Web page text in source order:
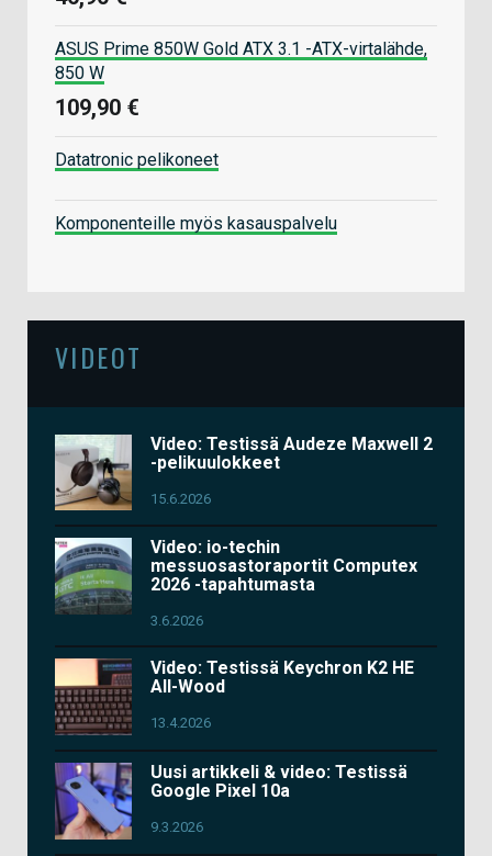
ASUS Prime 850W Gold ATX 3.1 -ATX-virtalähde,
850 W
109,90 €
Datatronic pelikoneet
Komponenteille myös kasauspalvelu
VIDEOT
Video: Testissä Audeze Maxwell 2
-pelikuulokkeet
15.6.2026
Video: io-techin
messuosastoraportit Computex
2026 -tapahtumasta
3.6.2026
Video: Testissä Keychron K2 HE
All-Wood
13.4.2026
Uusi artikkeli & video: Testissä
Google Pixel 10a
9.3.2026